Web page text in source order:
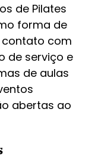
de Pilates
forma de
contato com
de serviço e
de aulas
abertas ao